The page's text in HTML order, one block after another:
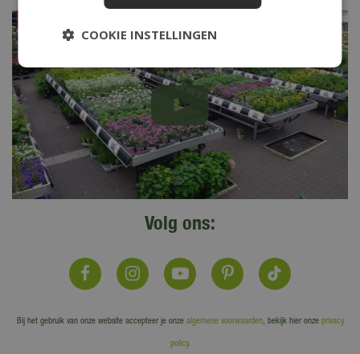
Volg ons:
Bij het gebruik van onze website accepteer je onze algemene voorwaarden, bekijk hier onze privacy
policy.
COOKIE INSTELLINGEN